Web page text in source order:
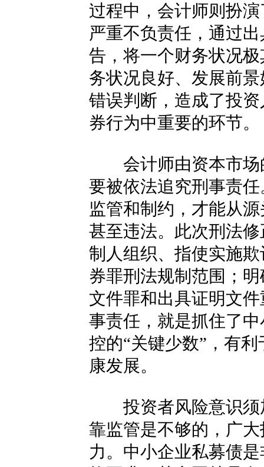
过程中，会计师则扮
严重不负责任，通过
告，将一个财务状况
务状况良好、发展前
错误判断，造成了投
券行为中重要的环节。
会计师由资本市场
要被依法追究刑事责
监管和制约，才能从
甚至违法。此次刑法
制人组织、指使实施
券罪刑法规制范围；
文件罪和出具证明文
事责任，就是抓住了
控的“关键少数”，有
康发展。
投资者风险意识须
靠监管是不够的，广
力。中小企业私募债